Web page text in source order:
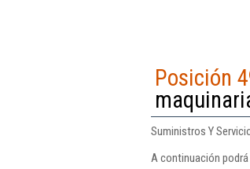
Posición
Suministros Y
A continuación